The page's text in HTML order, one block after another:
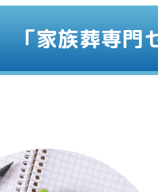
「家族葬専門